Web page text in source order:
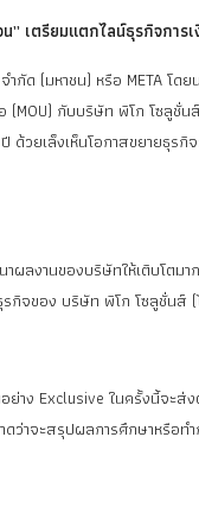
” เตรียมแตกไลน์ธุรกิจกา
กัด (มหาชน) หรือ META โด
(MOU) กับบริษัท พิโก โซลูชั่
ด้วยเล็งเห็นโอกาสขยายธุ
ผลงานของบริษัทให้เติบโตม
กิจของ บริษัท พิโก โซลูชั่นส์
อย่าง Exclusive ในครั้งนี้จะ
ว่าจะสรุปผลการศึกษาหรือท